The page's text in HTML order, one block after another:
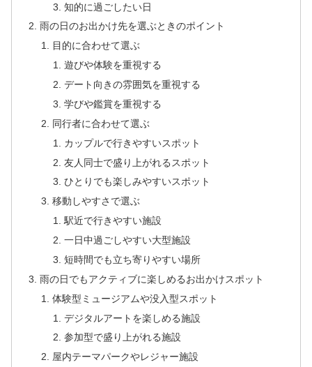
知的に過ごしたい日
雨の日のお出かけ先を選ぶときのポイント
目的に合わせて選ぶ
遊びや体験を重視する
デート向きの雰囲気を重視する
学びや鑑賞を重視する
同行者に合わせて選ぶ
カップルで行きやすいスポット
友人同士で盛り上がれるスポット
ひとりでも楽しみやすいスポット
移動しやすさで選ぶ
駅近で行きやすい施設
一日中過ごしやすい大型施設
短時間でも立ち寄りやすい場所
雨の日でもアクティブに楽しめるお出かけスポット
体験型ミュージアムや没入型スポット
デジタルアートを楽しめる施設
参加型で盛り上がれる施設
屋内テーマパークやレジャー施設